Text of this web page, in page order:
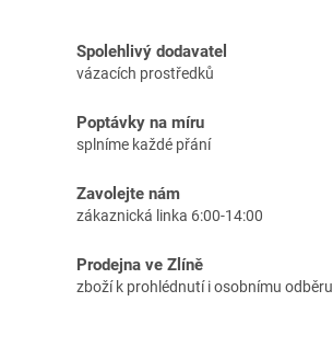
Spolehlivý dodavatel
vázacích prostředků
Poptávky na míru
splníme každé přání
Zavolejte nám
zákaznická linka 6:00-14:00
Prodejna ve Zlíně
zboží k prohlédnutí i osobnímu odběru